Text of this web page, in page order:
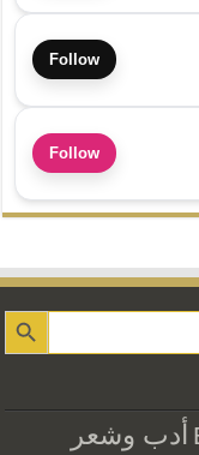
Follow
Follow
أدب وشعر